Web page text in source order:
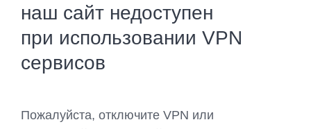
наш сайт недоступен
при использовании VPN
сервисов
Пожалуйста, отключите VPN или